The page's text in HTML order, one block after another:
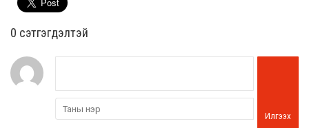
0 cэтгэгдэлтэй
Илгээх